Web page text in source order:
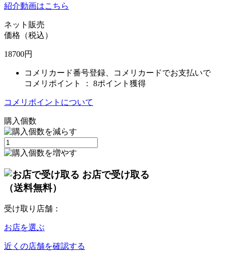
紹介動画はこちら
ネット販売
価格（税込）
18700円
コメリカード番号登録、コメリカードでお支払いで
コメリポイント ： 8ポイント獲得
コメリポイントについて
購入個数
お店で受け取る
（送料無料）
受け取り店舗：
お店を選ぶ
近くの店舗を確認する